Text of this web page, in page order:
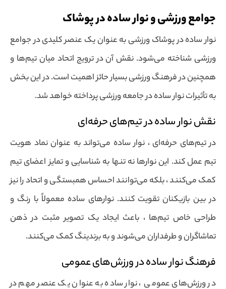
جوامع ورزشی و نوار ساده در پوشاک
نوار ساده در پوشاک ورزشی به عنوان یک عنصر کلیدی در جوامع
ورزشی شناخته می‌شود. نقش آن در ترویج اتحاد میان تیم‌ها و
همچنین در فرهنگ ورزشی بسیار حائز اهمیت است. در این بخش
به تأثیرات نوار ساده در جامعه ورزشی پرداخته خواهد شد.
نقش نوار ساده در تیم‌های حرفه‌ای
در تیم‌های حرفه‌ای ، نوار ساده می‌تواند به عنوان نماد هویت
تیم عمل کند. این نوارها نه تنها به شناسایی و تمایز اعضای تیم
کمک می‌کنند ، بلکه می‌توانند احساس همبستگی و اتحاد را نیز
در بین بازیکنان تقویت کنند. نوارهای ساده معمولاً با رنگ و
طراحی خاص تیم‌ها ، باعث ایجاد یک تصویر مثبت در ذهن
تماشاگران و طرفداران می‌شوند و به برندینگ کمک می‌کنند.
فرهنگ نوار ساده در ورزش‌های عمومی
در ورزش‌های عمومی ، نوار ساده به عنوان یک عنصر مهم در